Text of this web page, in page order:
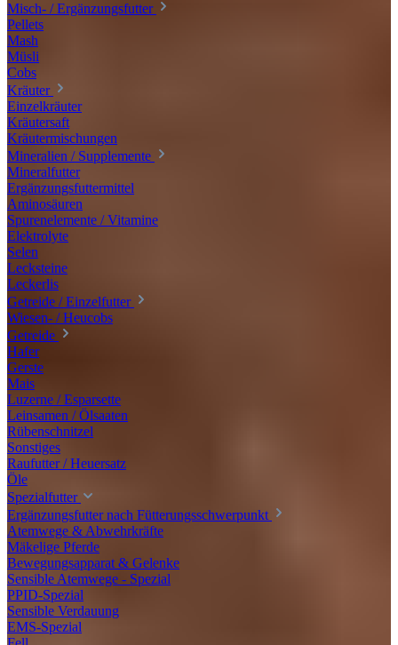
Misch- / Ergänzungsfutter
Pellets
Mash
Müsli
Cobs
Kräuter
Einzelkräuter
Kräutersaft
Kräutermischungen
Mineralien / Supplemente
Mineralfutter
Ergänzungsfuttermittel
Aminosäuren
Spurenelemente / Vitamine
Elektrolyte
Selen
Lecksteine
Leckerlis
Getreide / Einzelfutter
Wiesen- / Heucobs
Getreide
Hafer
Gerste
Mais
Luzerne / Esparsette
Leinsamen / Ölsaaten
Rübenschnitzel
Sonstiges
Raufutter / Heuersatz
Öle
Spezialfutter
Ergänzungsfutter nach Fütterungsschwerpunkt
Atemwege & Abwehrkräfte
Mäkelige Pferde
Bewegungsapparat & Gelenke
Sensible Atemwege - Spezial
PPID-Spezial
Sensible Verdauung
EMS-Spezial